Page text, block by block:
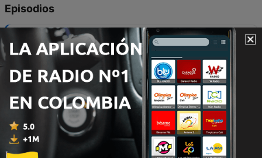
Episodios
Tema Una Conciencia limpia Parte B | TvGracia.
22 jul. 2026
600 - Tema Una Conciencia limpia Parte A | TvGracia.
599 - Tema Cómo vivir por fe | TvGracia.
22 jul. 2026
- Tema La Palabra de fe Parte B | TvGracia.